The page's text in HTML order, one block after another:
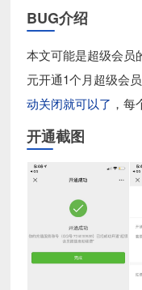
BUG介绍
本文可能是超级会员
元开通1个月超级会
动关闭就可以了 ，每
开通截图